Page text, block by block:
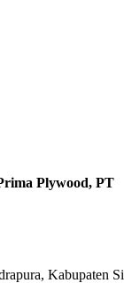
Plywood, PT
Kabupaten